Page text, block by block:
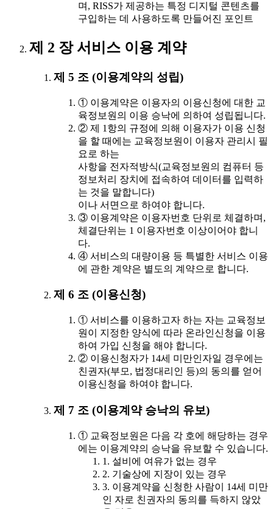
며, RISS가 제공하는 특정 디지털 콘텐츠를
구입하는 데 사용하도록 만들어진 포인트
제 2 장 서비스 이용 계약
제 5 조 (이용계약의 성립)
① 이용계약은 이용자의 이용신청에 대한 교
육정보원의 이용 승낙에 의하여 성립됩니다.
② 제 1항의 규정에 의해 이용자가 이용 신청
을 할 때에는 교육정보원이 이용자 관리시 필
요로 하는
사항을 전자적방식(교육정보원의 컴퓨터 등
정보처리 장치에 접속하여 데이터를 입력하
는 것을 말합니다)
이나 서면으로 하여야 합니다.
③ 이용계약은 이용자번호 단위로 체결하며,
체결단위는 1 이용자번호 이상이어야 합니
다.
④ 서비스의 대량이용 등 특별한 서비스 이용
에 관한 계약은 별도의 계약으로 합니다.
제 6 조 (이용신청)
① 서비스를 이용하고자 하는 자는 교육정보
원이 지정한 양식에 따라 온라인신청을 이용
하여 가입 신청을 해야 합니다.
② 이용신청자가 14세 미만인자일 경우에는
친권자(부모, 법정대리인 등)의 동의를 얻어
이용신청을 하여야 합니다.
제 7 조 (이용계약 승낙의 유보)
① 교육정보원은 다음 각 호에 해당하는 경우
에는 이용계약의 승낙을 유보할 수 있습니다.
1. 설비에 여유가 없는 경우
2. 기술상에 지장이 있는 경우
3. 이용계약을 신청한 사람이 14세 미만
인 자로 친권자의 동의를 득하지 않았